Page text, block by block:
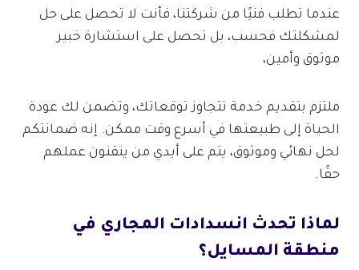
عندما تطلب فنيًا من شركتنا، فأنت لا تحصل على حل
لمشكلتك فحسب، بل تحصل على استشارة خبير
موثوق وأمين،
ملتزم بتقديم خدمة تتجاوز توقعاتك، وتضمن لك عودة
الحياة إلى طبيعتها في أسرع وقت ممكن. إنه ضمانتكم
لحل نهائي وموثوق، يتم على أيدي من يتقنون عملهم
حقًا.
لماذا تحدث انسدادات المجاري في
منطقة المسايل؟